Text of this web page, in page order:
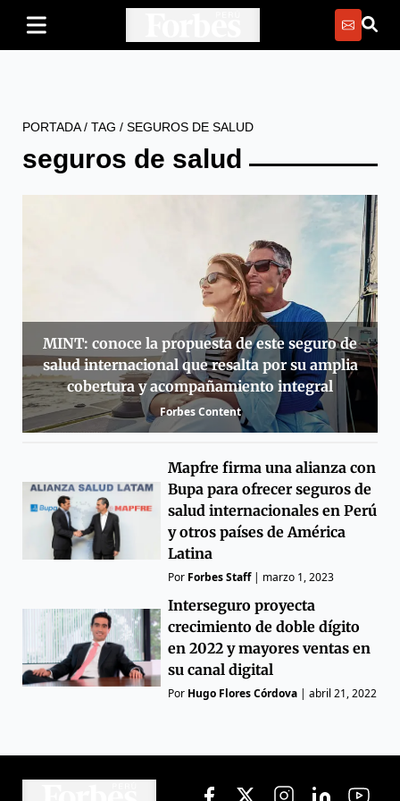
PORTADA/ TAG / SEGUROS DE SALUD
seguros de salud
MINT: conoce la propuesta de este seguro de
salud internacional que resalta por su amplia
cobertura y acompañamiento integral
Forbes Content
Mapfre firma una alianza con
Bupa para ofrecer seguros de
salud internacionales en Perú
y otros países de América
Latina
Por Forbes Staff| marzo 1, 2023
Interseguro proyecta
crecimiento de doble dígito
en 2022 y mayores ventas en
su canal digital
Por Hugo Flores Córdova |abril 21, 2022